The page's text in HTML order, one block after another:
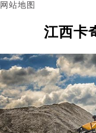
网站地图
江西卡